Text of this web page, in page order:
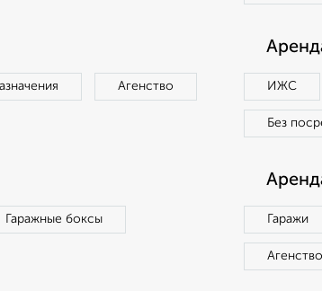
Агенство ИЖС
Без
Гаражные боксы Гаражи
Агенство